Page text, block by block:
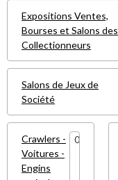
Expositions Ventes,
Bourses et Salons des
Collectionneurs
Salons de Jeux de
Société
Crawlers -
Voitures -
Engins